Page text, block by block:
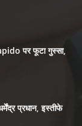
पर फूटा गुस्सा,
प्रधान, इस्तीफे